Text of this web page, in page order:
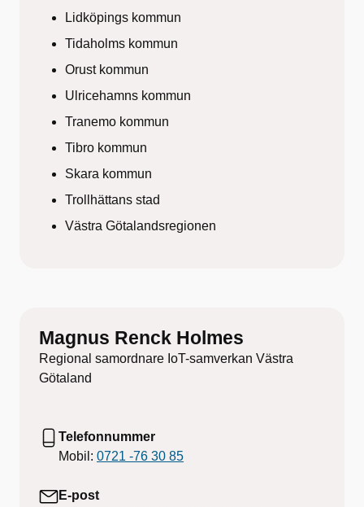
Lidköpings kommun
Tidaholms kommun
Orust kommun
Ulricehamns kommun
Tranemo kommun
Tibro kommun
Skara kommun
Trollhättans stad
Västra Götalandsregionen
Magnus Renck Holmes
Regional samordnare IoT-samverkan Västra
Götaland
Telefonnummer
Mobil: 0721 -76 30 85
E-post